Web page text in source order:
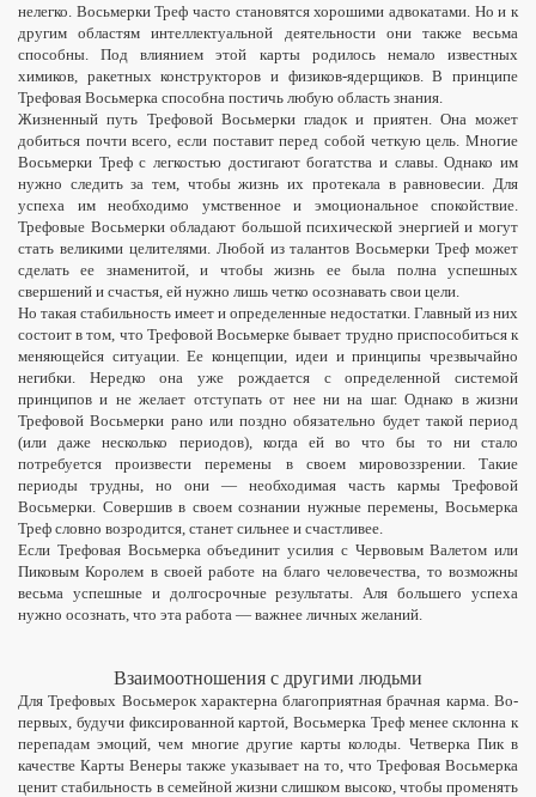
нелегко. Восьмерки Треф часто становятся хорошими адвокатами. Но и к
другим областям интеллектуальной деятельности они также весьма
способны. Под влиянием этой карты родилось немало известных
химиков, ракетных конструкторов и физиков-ядерщиков. В принципе
Трефовая Восьмерка способна постичь любую область знания.
Жизненный путь Трефовой Восьмерки гладок и приятен. Она может
добиться почти всего, если поставит перед собой четкую цель. Многие
Восьмерки Треф с легкостью достигают богатства и славы. Однако им
нужно следить за тем, чтобы жизнь их протекала в равновесии. Для
успеха им необходимо умственное и эмоциональное спокойствие.
Трефовые Восьмерки обладают большой психической энергией и могут
стать великими целителями. Любой из талантов Восьмерки Треф может
сделать ее знаменитой, и чтобы жизнь ее была полна успешных
свершений и счастья, ей нужно лишь четко осознавать свои цели.
Но такая стабильность имеет и определенные недостатки. Главный из них
состоит в том, что Трефовой Восьмерке бывает трудно приспособиться к
меняющейся ситуации. Ее концепции, идеи и принципы чрезвычайно
негибки. Нередко она уже рождается с определенной системой
принципов и не желает отступать от нее ни на шаг. Однако в жизни
Трефовой Восьмерки рано или поздно обязательно будет такой период
(или даже несколько периодов), когда ей во что бы то ни стало
потребуется произвести перемены в своем мировоззрении. Такие
периоды трудны, но они — необходимая часть кармы Трефовой
Восьмерки. Совершив в своем сознании нужные перемены, Восьмерка
Треф словно возродится, станет сильнее и счастливее.
Если Трефовая Восьмерка объединит усилия с Червовым Валетом или
Пиковым Королем в своей работе на благо человечества, то возможны
весьма успешные и долгосрочные результаты. Аля большего успеха
нужно осознать, что эта работа — важнее личных желаний.
Взаимоотношения с другими людьми
Для Трефовых Восьмерок характерна благоприятная брачная карма. Во-
первых, будучи фиксированной картой, Восьмерка Треф менее склонна к
перепадам эмоций, чем многие другие карты колоды. Четверка Пик в
качестве Карты Венеры также указывает на то, что Трефовая Восьмерка
ценит стабильность в семейной жизни слишком высоко, чтобы променять